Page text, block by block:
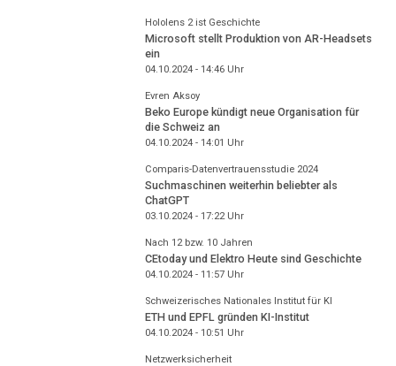
Hololens 2 ist Geschichte
Microsoft stellt Produktion von AR-Headsets
ein
04.10.2024 - 14:46Uhr
Evren Aksoy
Beko Europe kündigt neue Organisation für
die Schweiz an
04.10.2024 - 14:01 Uhr
Comparis-Datenvertrauensstudie 2024
Suchmaschinen weiterhin beliebter als
ChatGPT
03.10.2024 - 17:22Uhr
Nach 12 bzw. 10 Jahren
CEtoday und Elektro Heute sind Geschichte
04.10.2024 - 11:57Uhr
Schweizerisches Nationales Institut für KI
ETH und EPFL gründen KI-Institut
04.10.2024 - 10:51 Uhr
Netzwerksicherheit